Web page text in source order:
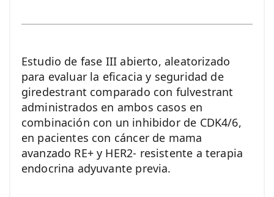
Estudio de fase III abierto, aleatorizado
para evaluar la eficacia y seguridad de
giredestrant comparado con fulvestrant
administrados en ambos casos en
combinación con un inhibidor de CDK4/6,
en pacientes con cáncer de mama
avanzado RE+ y HER2- resistente a terapia
endocrina adyuvante previa.